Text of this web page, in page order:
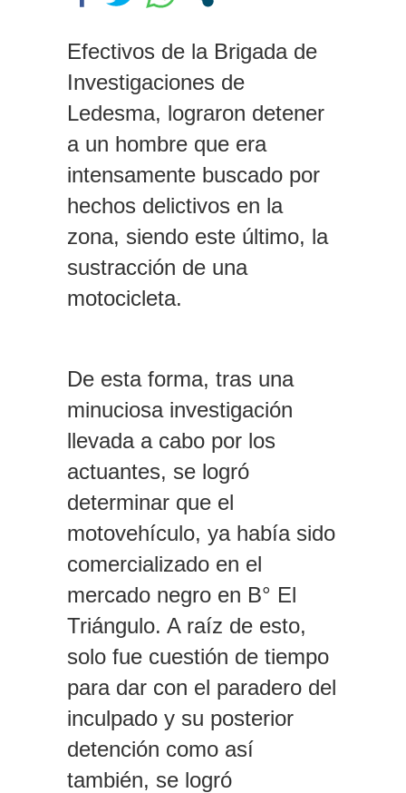
multas si no cumple la Ley de
Dolor en Chubut: murió el
intendente de Gaiman en medio
de una operación
Efectivos de la Brigada de
Investigaciones de
Ledesma, lograron detener
a un hombre que era
intensamente buscado por
hechos delictivos en la
zona, siendo este último, la
sustracción de una
motocicleta.
De esta forma, tras una
minuciosa investigación
llevada a cabo por los
actuantes, se logró
determinar que el
motovehículo, ya había sido
comercializado en el
mercado negro en B° El
Triángulo. A raíz de esto,
solo fue cuestión de tiempo
para dar con el paradero del
inculpado y su posterior
detención como así
también, se logró